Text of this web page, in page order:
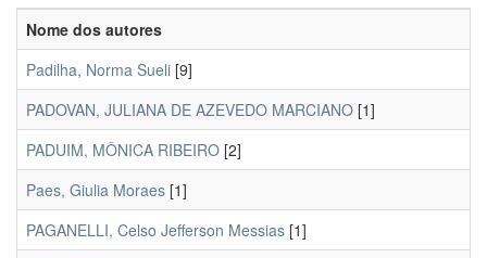
Nome dos autores
Padilha, Norma Sueli [9]
PADOVAN, JULIANA DE AZEVEDO MARCIANO [1]
PADUIM, MÔNICA RIBEIRO [2]
Paes, Giulia Moraes [1]
PAGANELLI, Celso Jefferson Messias [1]